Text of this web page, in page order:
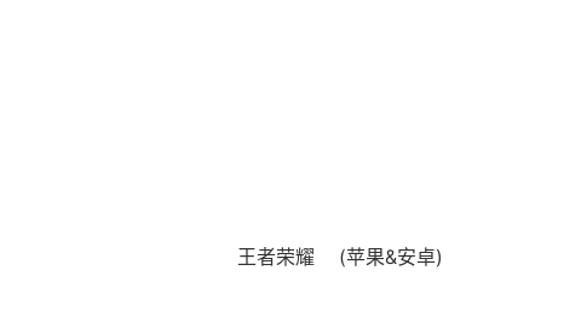
王者荣耀 (苹果&安卓)